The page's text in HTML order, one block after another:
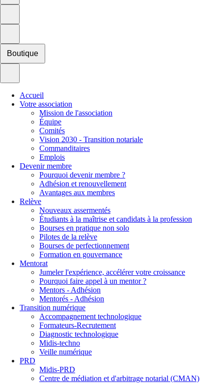
Boutique
Accueil
Votre association
Mission de l'association
Équipe
Comités
Vision 2030 - Transition notariale
Commanditaires
Emplois
Devenir membre
Pourquoi devenir membre ?
Adhésion et renouvellement
Avantages aux membres
Relève
Nouveaux assermentés
Étudiants à la maîtrise et candidats à la profession
Bourses en pratique non solo
Pilotes de la relève
Bourses de perfectionnement
Formation en gouvernance
Mentorat
Jumeler l'expérience, accélérer votre croissance
Pourquoi faire appel à un mentor ?
Mentors - Adhésion
Mentorés - Adhésion
Transition numérique
Accompagnement technologique
Formateurs-Recrutement
Diagnostic technologique
Midis-techno
Veille numérique
PRD
Midis-PRD
Centre de médiation et d'arbitrage notarial (CMAN)